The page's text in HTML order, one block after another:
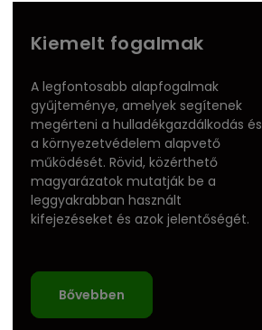
Kiemelt fogalmak
A legfontosabb alapfogalmak
gyűjteménye, amelyek segítenek
megérteni a hulladékgazdálkodás és
a környezetvédelem alapvető
működését. Rövid, közérthető
magyarázatok mutatják be a
leggyakrabban használt
kifejezéseket és azok jelentőségét.
Bővebben